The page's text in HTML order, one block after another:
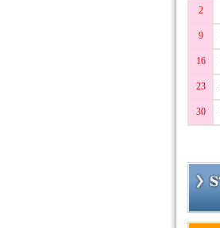
2
9
16
23
30